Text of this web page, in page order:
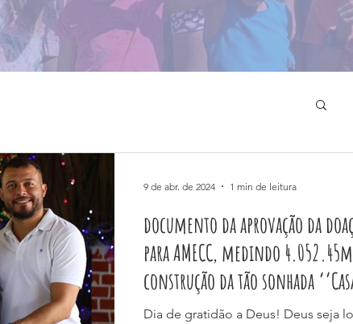
documento da aprovação da
para AMECC, medindo
construção da tão sonhada
AMECC.
Dia de gratidão a Deus! Deus seja
9 de abr. de 2024 1 min de leitura